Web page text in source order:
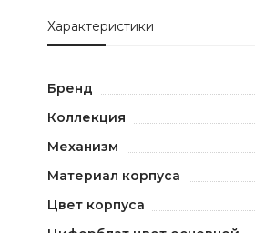
Характеристики
Бренд
Коллекция
Механизм
Материал корпуса
Цвет корпуса